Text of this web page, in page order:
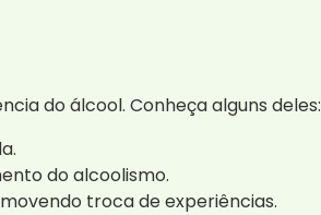
do álcool. Conheça alguns deles:
do alcoolismo.
troca de experiências.